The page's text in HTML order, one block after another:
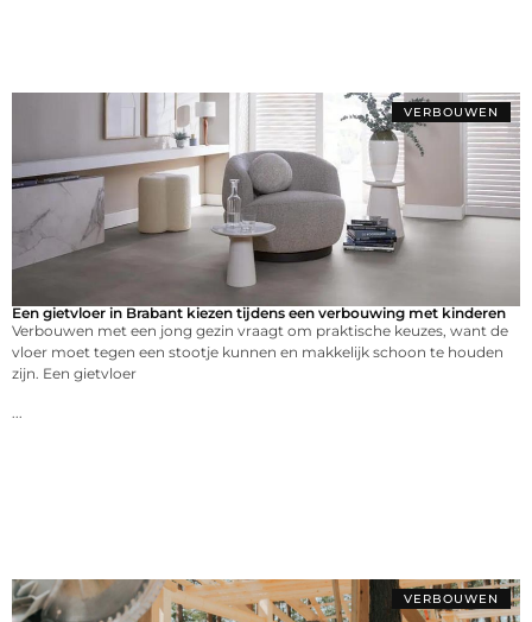
VERBOUWEN
Een gietvloer in Brabant kiezen tijdens een verbouwing met kinderen
Verbouwen met een jong gezin vraagt om praktische keuzes, want de
vloer moet tegen een stootje kunnen en makkelijk schoon te houden
zijn. Een gietvloer
VERBOUWEN